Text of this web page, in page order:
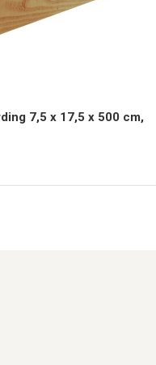
7,5 x 17,5 x 500 cm,